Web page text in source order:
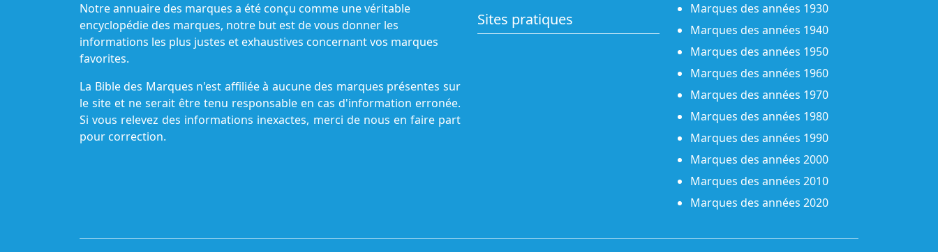
Notre annuaire des marques a été conçu comme une véritable
encyclopédie des marques, notre but est de vous donner les
informations les plus justes et exhaustives concernant vos marques
favorites.
La Bible des Marques n'est affiliée à aucune des marques présentes sur
le site et ne serait être tenu responsable en cas d'information erronée.
Si vous relevez des informations inexactes, merci de nous en faire part
pour correction.
Sites pratiques
Marques des années 1930
Marques des années 1940
Marques des années 1950
Marques des années 1960
Marques des années 1970
Marques des années 1980
Marques des années 1990
Marques des années 2000
Marques des années 2010
Marques des années 2020